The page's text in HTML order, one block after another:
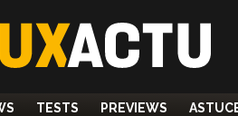
TESTS PREVIEWS